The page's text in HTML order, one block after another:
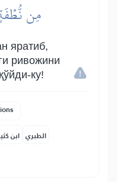
مِن
яратиб,
ривожини
ку!
ابن الطبري